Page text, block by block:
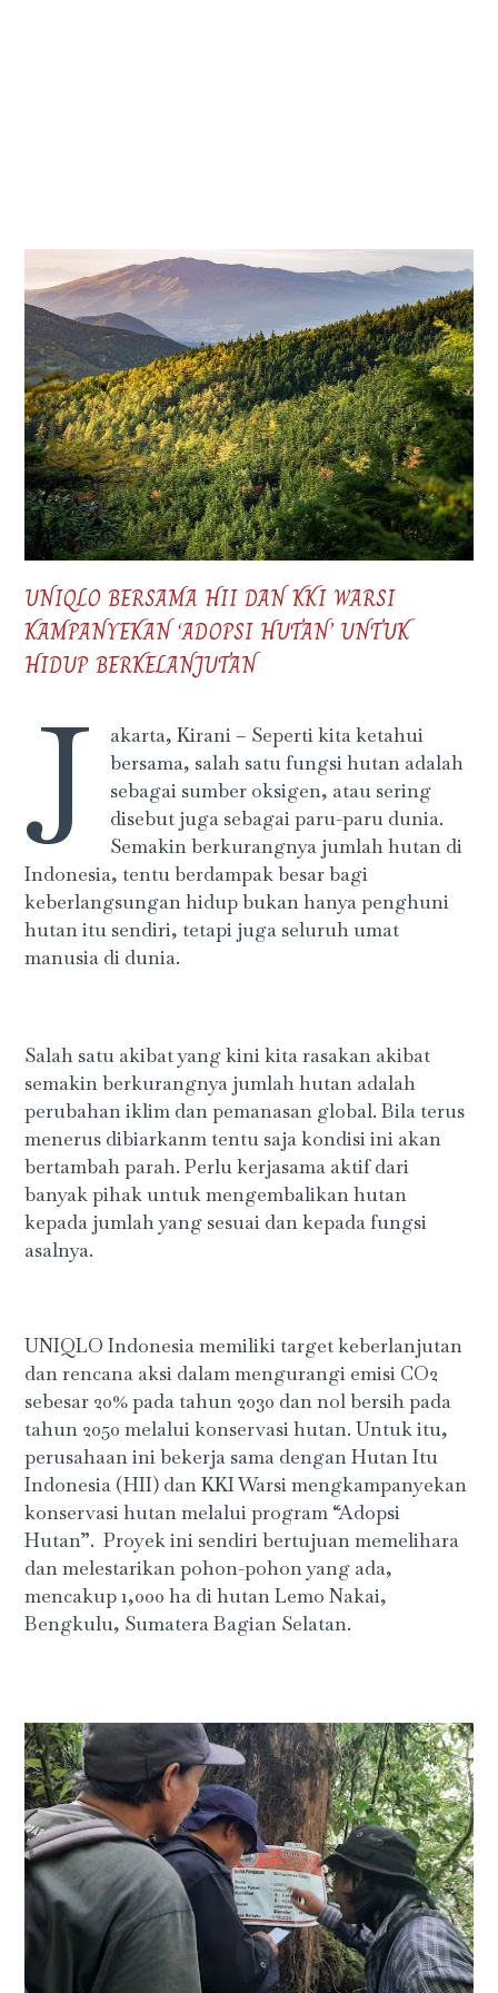
UNIQLO BERSAMA HII DAN KKI WARSI
KAMPANYEKAN ‘ADOPSI HUTAN’ UNTUK
HIDUP BERKELANJUTAN
J
akarta, Kirani – Seperti kita ketahui
bersama, salah satu fungsi hutan adalah
sebagai sumber oksigen, atau sering
disebut juga sebagai paru-paru dunia.
Semakin berkurangnya jumlah hutan di
Indonesia, tentu berdampak besar bagi
keberlangsungan hidup bukan hanya penghuni
hutan itu sendiri, tetapi juga seluruh umat
manusia di dunia.
Salah satu akibat yang kini kita rasakan akibat
semakin berkurangnya jumlah hutan adalah
perubahan iklim dan pemanasan global. Bila terus
menerus dibiarkanm tentu saja kondisi ini akan
bertambah parah. Perlu kerjasama aktif dari
banyak pihak untuk mengembalikan hutan
kepada jumlah yang sesuai dan kepada fungsi
asalnya.
UNIQLO Indonesia memiliki target keberlanjutan
dan rencana aksi dalam mengurangi emisi CO2
sebesar 20% pada tahun 2030 dan nol bersih pada
tahun 2050 melalui konservasi hutan. Untuk itu,
perusahaan ini bekerja sama dengan Hutan Itu
Indonesia (HII) dan KKI Warsi mengkampanyekan
konservasi hutan melalui program “Adopsi
Hutan”. Proyek ini sendiri bertujuan memelihara
dan melestarikan pohon-pohon yang ada,
mencakup 1,000 ha di hutan Lemo Nakai,
Bengkulu, Sumatera Bagian Selatan.